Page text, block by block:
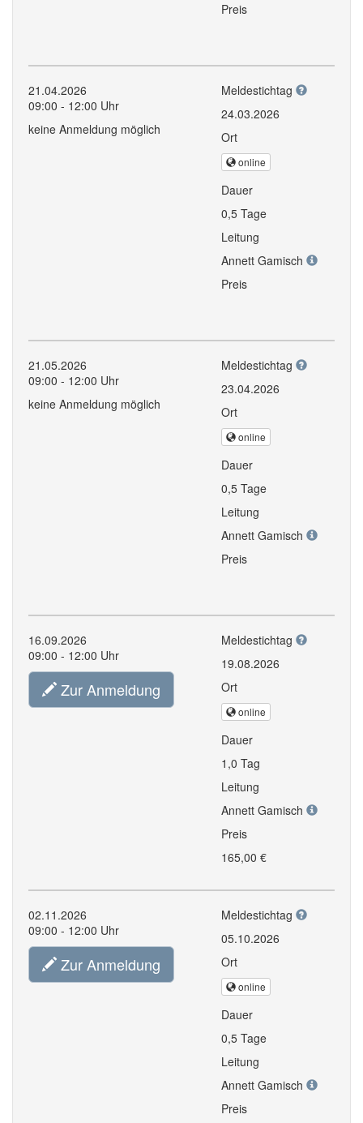
Preis
21.04.2026
09:00 - 12:00 Uhr
keine Anmeldung möglich
Meldestichtag
24.03.2026
Ort
online
Dauer
0,5 Tage
Leitung
Annett Gamisch
Preis
21.05.2026
09:00 - 12:00 Uhr
keine Anmeldung möglich
Meldestichtag
23.04.2026
Ort
online
Dauer
0,5 Tage
Leitung
Annett Gamisch
Preis
16.09.2026
09:00 - 12:00 Uhr
Zur Anmeldung
Meldestichtag
19.08.2026
Ort
online
Dauer
1,0 Tag
Leitung
Annett Gamisch
Preis
165,00 €
02.11.2026
09:00 - 12:00 Uhr
Zur Anmeldung
Meldestichtag
05.10.2026
Ort
online
Dauer
0,5 Tage
Leitung
Annett Gamisch
Preis